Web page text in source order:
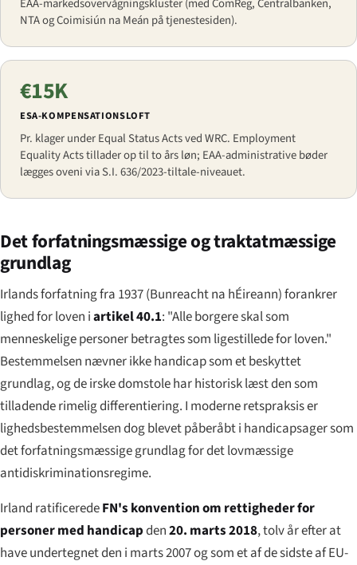
NTA og Coimisiún na Meán på tjenestesiden).
€15K
ESA-KOMPENSATIONSLOFT
Pr. klager under Equal Status Acts ved WRC. Employment
Equality Acts tillader op til to års løn; EAA-administrative bøder
lægges oveni via S.I. 636/2023-tiltale-niveauet.
Det forfatningsmæssige og traktatmæssige
grundlag
Irlands forfatning fra 1937 (Bunreacht na hÉireann) forankrer
lighed for loven iartikel 40.1: "Alle borgere skal som
menneskelige personer betragtes som ligestillede for loven."
Bestemmelsen nævner ikke handicap som et beskyttet
grundlag, og de irske domstole har historisk læst den som
tilladende rimelig differentiering. I moderne retspraksis er
lighedsbestemmelsen dog blevet påberåbt i handicapsager som
det forfatningsmæssige grundlag for det lovmæssige
antidiskriminationsregime.
Irland ratificeredeFN's konvention om rettigheder for
personer med handicapden20. marts 2018, tolv år efter at
have undertegnet den i marts 2007 og som et af de sidste af EU-